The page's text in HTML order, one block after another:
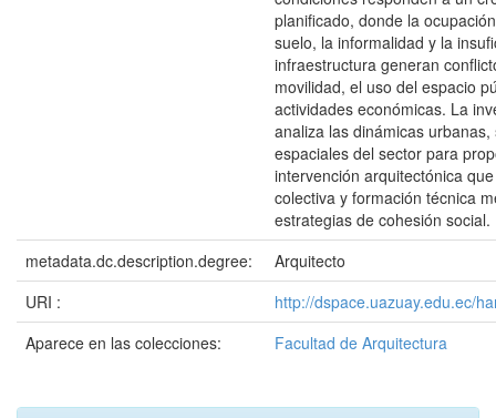
planificado, donde la
suelo, la informalidad y la
infraestructura generan
movilidad, el uso del espacio
actividades económicas. La
analiza las dinámicas urbanas,
espaciales del sector para
intervención arquitectónica
colectiva y formación técnica
estrategias de cohesión social.
metadata.dc.description.degree:
Arquitecto
URI :
http://dspace.uazuay.edu.ec/
Aparece en las colecciones:
Facultad de Arquitectura